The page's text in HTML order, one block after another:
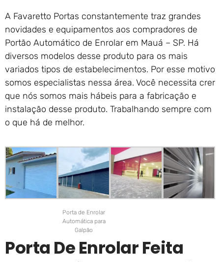
A Favaretto Portas constantemente traz grandes
novidades e equipamentos aos compradores de
Portão Automático de Enrolar em Mauá – SP. Há
diversos modelos desse produto para os mais
variados tipos de estabelecimentos. Por esse motivo
somos especialistas nessa área. Você necessita crer
que nós somos mais hábeis para a fabricação e
instalação desse produto. Trabalhando sempre com
o que há de melhor.
Porta de Enrolar
Automática para
Galpão
Porta De Enrolar Feita